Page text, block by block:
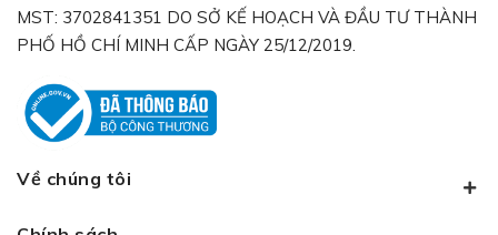
MST: 3702841351 DO SỞ KẾ HOẠCH VÀ ĐẦU TƯ THÀNH
PHỐ HỒ CHÍ MINH CẤP NGÀY 25/12/2019.
Về chúng tôi